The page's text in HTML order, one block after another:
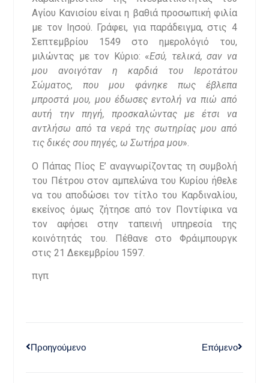
Αγίου Κανισίου είναι η βαθιά προσωπική φιλία
με τον Ιησού. Γράφει, για παράδειγμα, στις 4
Σεπτεμβρίου 1549 στο ημερολόγιό του,
μιλώντας με τον Κύριο: «Εσύ, τελικά, σαν να
μου ανοιγόταν η καρδιά του Ιεροτάτου
Σώματος, που μου φάνηκε πως έβλεπα
μπροστά μου, μου έδωσες εντολή να πιώ από
αυτή την πηγή, προσκαλώντας με έτσι να
αντλήσω από τα νερά της σωτηρίας μου από
τις δικές σου πηγές, ω Σωτήρα μου».
Ο Πάπας Πίος Ε’ αναγνωρίζοντας τη συμβολή
του Πέτρου στον αμπελώνα του Κυρίου ήθελε
να του αποδώσει τον τίτλο του Καρδιναλίου,
εκείνος όμως ζήτησε από τον Ποντίφικα να
τον αφήσει στην ταπεινή υπηρεσία της
κοινότητάς του. Πέθανε στο Φράιμπουργκ
στις 21 Δεκεμβρίου 1597.
πγπ
Προηγούμενο Επόμενο